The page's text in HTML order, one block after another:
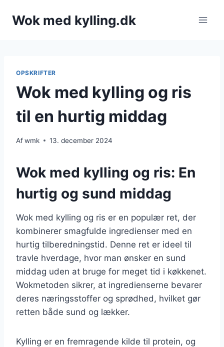
Wok med kylling.dk
OPSKRIFTER
Wok med kylling og ris
til en hurtig middag
Afwmk 13. december 2024
Wok med kylling og ris: En
hurtig og sund middag
Wok med kylling og ris er en populær ret, der
kombinerer smagfulde ingredienser med en
hurtig tilberedningstid. Denne ret er ideel til
travle hverdage, hvor man ønsker en sund
middag uden at bruge for meget tid i køkkenet.
Wokmetoden sikrer, at ingredienserne bevarer
deres næringsstoffer og sprødhed, hvilket gør
retten både sund og lækker.
Kylling er en fremragende kilde til protein, og